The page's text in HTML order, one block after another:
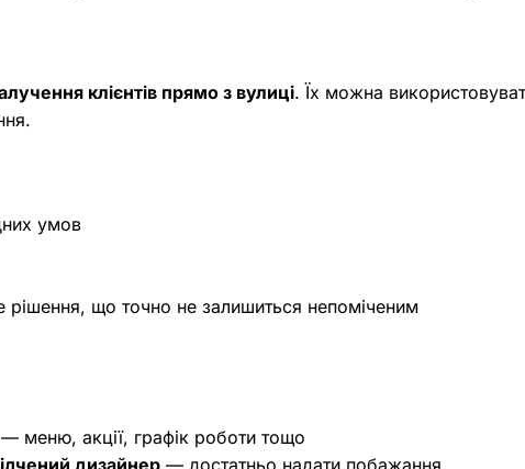
клієнтів прямо з вулиці. Їх можна
умов
рішення, що точно не залишиться непоміченим
— меню, акції, графік роботи тощо